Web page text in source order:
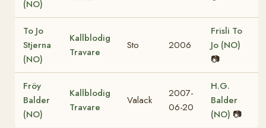
(NO)
To Jo
Stjerna
(NO)
Kallblodig
Travare
Sto 2006
Frisli To
Jo (NO)
📷
Fröy
Balder
(NO)
Kallblodig
Travare
Valack
2007-
06-20
H.G.
Balder
(NO) 📷